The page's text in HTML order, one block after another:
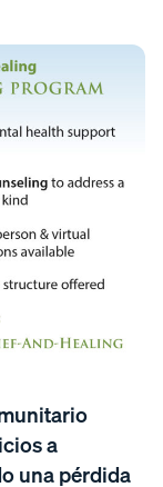
a
una pérdida